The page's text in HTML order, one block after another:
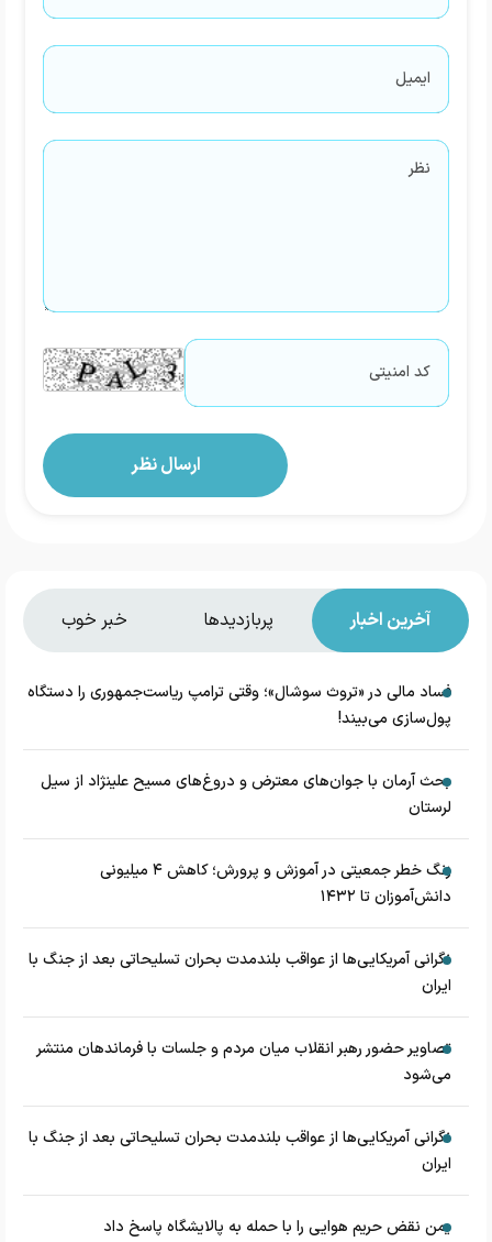
آخرین اخبار پربازدیدها خبر خوب
فساد مالی در «تروث سوشال»؛ وقتی ترامپ ریاست‌جمهوری را دستگاه
پول‌سازی می‌بیند!
بحث آرمان با جوان‌های معترض و دروغ‌های مسیح علینژاد از سیل
لرستان
زنگ خطر جمعیتی در آموزش و پرورش؛ کاهش ۴ میلیونی
دانش‌آموزان تا ۱۴۳۲
نگرانی آمریکایی‌ها از عواقب بلندمدت بحران تسلیحاتی بعد از جنگ با
ایران
تصاویر حضور رهبر انقلاب میان مردم و جلسات با فرماندهان منتشر
می‌شود
نگرانی آمریکایی‌ها از عواقب بلندمدت بحران تسلیحاتی بعد از جنگ با
ایران
یمن نقض حریم هوایی را با حمله به پالایشگاه پاسخ داد